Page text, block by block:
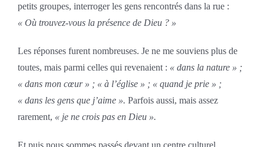
petits groupes, interroger les gens rencontrés dans la rue :
« Où trouvez-vous la présence de Dieu ? »
Les réponses furent nombreuses. Je ne me souviens plus de
toutes, mais parmi celles qui revenaient : « dans la nature » ;
« dans mon cœur » ; « à l’église » ; « quand je prie » ;
« dans les gens que j’aime ». Parfois aussi, mais assez
rarement, « je ne crois pas en Dieu ».
Et puis nous sommes passés devant un centre culturel